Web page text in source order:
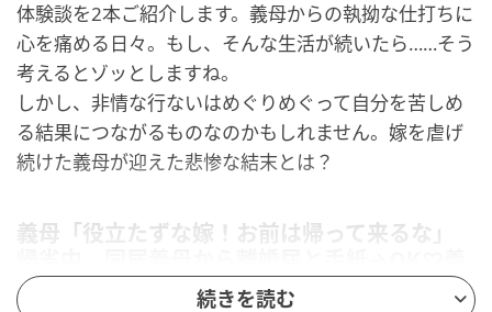
体験談を2本ご紹介します。義母からの執拗な仕打ちに
心を痛める日々。もし、そんな生活が続いたら……そう
考えるとゾッとしますね。
しかし、非情な行ないはめぐりめぐって自分を苦しめ
る結果につながるものなのかもしれません。嫁を虐げ
続けた義母が迎えた悲惨な結末とは？
義母「役立たずな嫁！お前は帰って来るな」
母自滅！だって
続きを読む